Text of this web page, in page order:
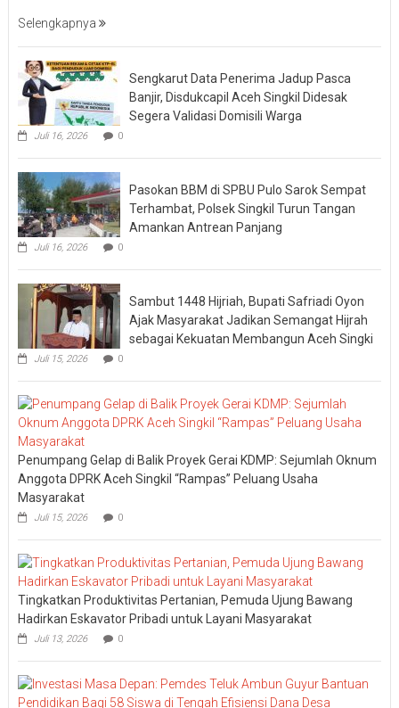
Selengkapnya
Sengkarut Data Penerima Jadup Pasca
Banjir, Disdukcapil Aceh Singkil Didesak
Segera Validasi Domisili Warga
Juli 16, 2026 0
Pasokan BBM di SPBU Pulo Sarok Sempat
Terhambat, Polsek Singkil Turun Tangan
Amankan Antrean Panjang
Juli 16, 2026 0
Sambut 1448 Hijriah, Bupati Safriadi Oyon
Ajak Masyarakat Jadikan Semangat Hijrah
sebagai Kekuatan Membangun Aceh Singki
Juli 15, 2026 0
Penumpang Gelap di Balik Proyek Gerai KDMP: Sejumlah Oknum
Anggota DPRK Aceh Singkil “Rampas” Peluang Usaha
Masyarakat
Juli 15, 2026 0
Tingkatkan Produktivitas Pertanian, Pemuda Ujung Bawang
Hadirkan Eskavator Pribadi untuk Layani Masyarakat
Juli 13, 2026 0